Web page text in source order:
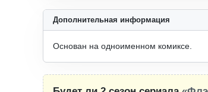
Дополнительная информация
Основан на одноименном комиксе.